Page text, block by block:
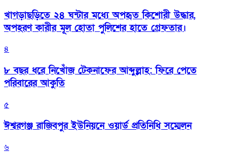
খাগড়াছড়িতে ২৪ ঘন্টার মধ্যে অপহৃত কিশোরী উদ্ধার,
অপহরণ কারীর মূল হোতা পুলিশের হাতে গ্রেফতার।
৪
৮ বছর ধরে নিখোঁজ টেকনাফের আব্দুল্লাহ: ফিরে পেতে
পরিবারের আকুতি
৫
ঈশ্বরগঞ্জ রাজিবপুর ইউনিয়নে ওয়ার্ড প্রতিনিধি সম্মেলন
৬